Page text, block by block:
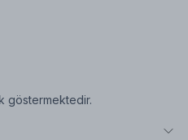
göstermektedir.